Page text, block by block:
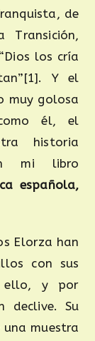
de
los cría
Y el
muy golosa
él, el
historia
mi libro
española,
Elorza han
con sus
ello, y por
declive. Su
muestra